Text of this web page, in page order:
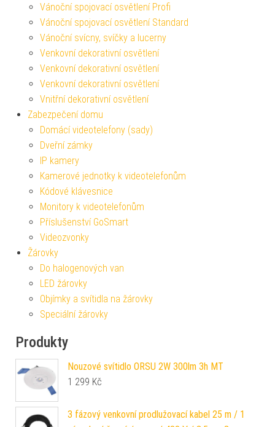
Vánoční spojovací osvětlení Profi
Vánoční spojovací osvětlení Standard
Vánoční svícny, svíčky a lucerny
Venkovní dekorativní osvětlení
Venkovní dekorativní osvětlení
Venkovní dekorativní osvětlení
Vnitřní dekorativní osvětlení
Zabezpečení domu
Domácí videotelefony (sady)
Dveřní zámky
IP kamery
Kamerové jednotky k videotelefonům
Kódové klávesnice
Monitory k videotelefonům
Příslušenství GoSmart
Videozvonky
Žárovky
Do halogenových van
LED žárovky
Objímky a svítidla na žárovky
Speciální žárovky
Produkty
Nouzové svítidlo ORSU 2W 300lm 3h MT
1 299 Kč
3 fázový venkovní prodlužovací kabel 25 m / 1